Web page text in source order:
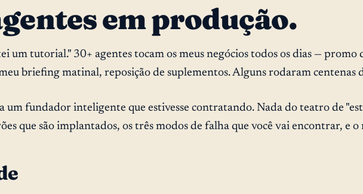
em produção.
um tutorial." 30+ agentes tocam os meus negócios todos os dias —
briefing matinal, reposição de suplementos. Alguns rodaram centenas
um fundador inteligente que estivesse contratando. Nada do teatro de
que são implantados, os três modos de falha que você vai encontrar, e